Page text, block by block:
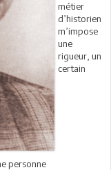
métier
d’historien
m’impose
une
rigueur, un
certain
personne